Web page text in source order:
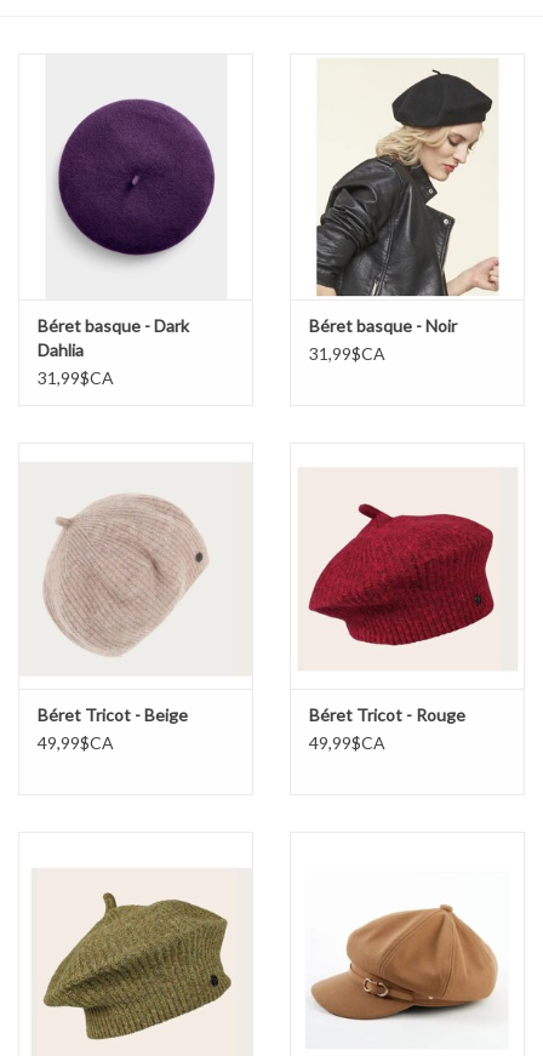
Accessoire Mode
Bijoux
Parfumerie
Papeterie
Déco
Gift cards
Marques
Béret basque - Dark
Dahlia
31,99$CA
Béret basque - Noir
31,99$CA
Béret Tricot - Beige
49,99$CA
Béret Tricot - Rouge
49,99$CA